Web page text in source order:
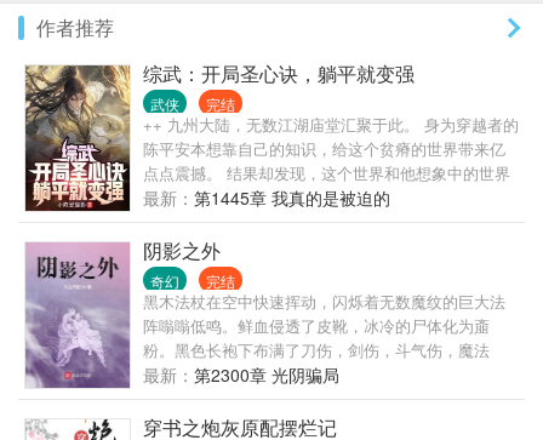
作者推荐
综武：开局圣心诀，躺平就变强
武侠 完结
++ 九州大陆，无数江湖庙堂汇聚于此。 身为穿越者的
陈平安本想靠自己的知识，给这个贫瘠的世界带来亿
点点震撼。 结果却发现，这个世界和他想象中的世界
有点不同。 一个小乞丐说要给他当厨师，这个乞丐名
叫黄蓉。 一身银衣的剑仙李寒衣来到他家，说要租他
的房子。 写的仙剑话本因为结局太悲，引得邀月上门
要用小皮鞭抽他。 东方不败也因为被他话本致郁，说
要请他吃绣花针。 随着找上门的女侠越来越多，陈平
安只得无奈大喊。 “我家真的住不下了！” 系统的出
现，让他躺平之余也能提升实力。 他只想每天吃着小
厨娘做的美食，看看焰灵姬跳极乐净土。 只是，女侠
们总是对他图谋不轨。 甚至还有一些不开眼的上门找
茬，对于这种人，陈平安只能送他们上路。 对于
最新： 第1445章 我真的是被迫的
阴影之外
奇幻 完结
黑木法杖在空中快速挥动，闪烁着无数魔纹的巨大法
阵嗡嗡低鸣。鲜血侵透了皮靴，冰冷的尸体化为齑
粉。黑色长袍下布满了刀伤，剑伤，斗气伤，魔法
伤… 自己的契约兽如绞肉机般不知疲倦，化为利刃的
双手好似死神镰刀。秘法工会的强者们歇斯底里，神
佑骑士催动出最后一丝斗气。销声匿迹了千百年的空
最新： 第2300章 光阴骗局
穿书之炮灰原配摆烂记